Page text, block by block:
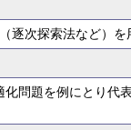
次探索法など）を
問題を例にとり代